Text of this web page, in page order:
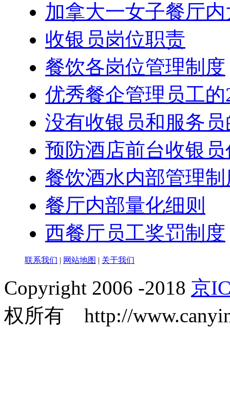
加拿大一女子餐厅
收银员岗位职责
餐饮各岗位管理制度
优秀餐企管理员工
没有收银员和服务
预防酒店前台收银
餐饮酒水内部管理制
餐厅内部量化细则
西餐厅员工奖罚制度
联系我们 | 网站地图 | 关于我们
Copyright 2006 -2018 京
权所有 http://